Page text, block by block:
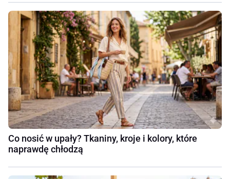
Co nosić w upały? Tkaniny, kroje i kolory, które
naprawdę chłodzą